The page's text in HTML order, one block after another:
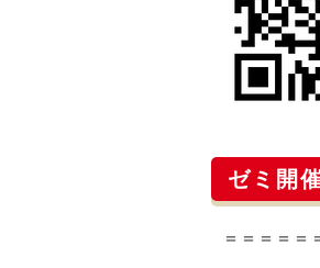
ゼミ開
＝＝＝＝＝